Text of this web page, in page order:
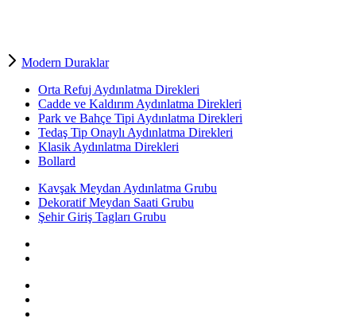
Modern Duraklar
Orta Refuj Aydınlatma Direkleri
Cadde ve Kaldırım Aydınlatma Direkleri
Park ve Bahçe Tipi Aydınlatma Direkleri
Tedaş Tip Onaylı Aydınlatma Direkleri
Klasik Aydınlatma Direkleri
Bollard
Kavşak Meydan Aydınlatma Grubu
Dekoratif Meydan Saati Grubu
Şehir Giriş Tagları Grubu